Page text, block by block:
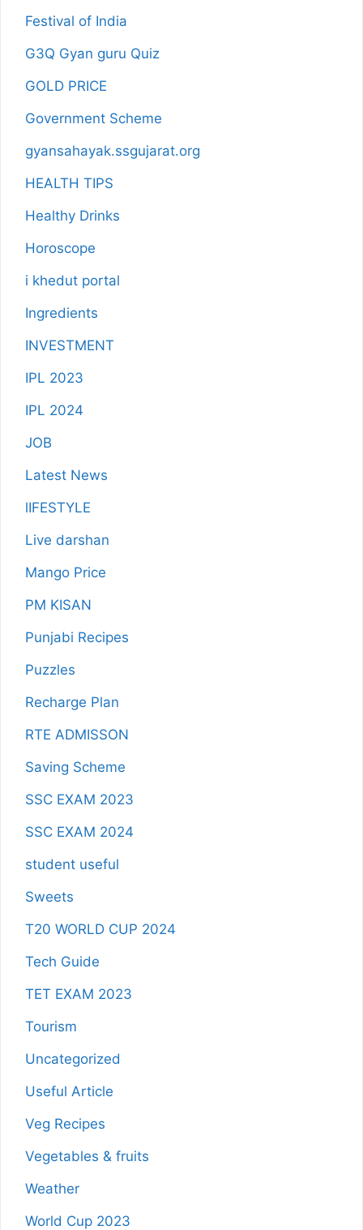
Festival of India
G3Q Gyan guru Quiz
GOLD PRICE
Government Scheme
gyansahayak.ssgujarat.org
HEALTH TIPS
Healthy Drinks
Horoscope
i khedut portal
Ingredients
INVESTMENT
IPL 2023
IPL 2024
JOB
Latest News
lIFESTYLE
Live darshan
Mango Price
PM KISAN
Punjabi Recipes
Puzzles
Recharge Plan
RTE ADMISSON
Saving Scheme
SSC EXAM 2023
SSC EXAM 2024
student useful
Sweets
T20 WORLD CUP 2024
Tech Guide
TET EXAM 2023
Tourism
Uncategorized
Useful Article
Veg Recipes
Vegetables & fruits
Weather
World Cup 2023